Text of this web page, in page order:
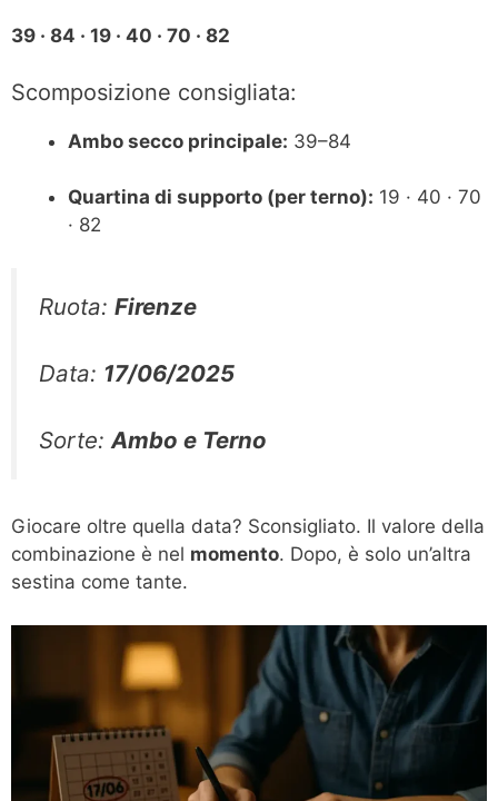
39 · 84 · 19 · 40 · 70 · 82
Scomposizione consigliata:
Ambo secco principale: 39–84
Quartina di supporto (per terno): 19 · 40 · 70
· 82
Ruota: Firenze
Data: 17/06/2025
Sorte: Ambo e Terno
Giocare oltre quella data? Sconsigliato. Il valore della
combinazione è nel momento. Dopo, è solo un’altra
sestina come tante.